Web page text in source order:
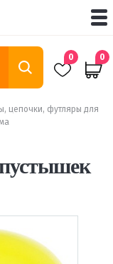
0 0
цепочки, футляры для